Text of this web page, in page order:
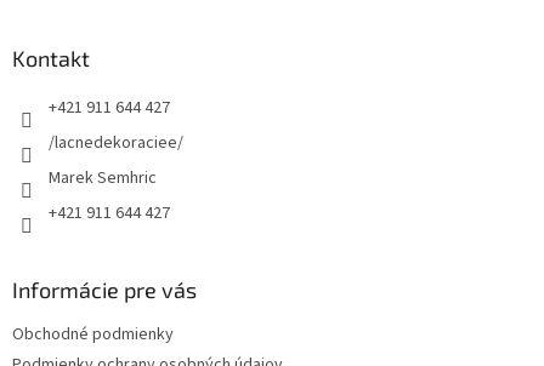
Kontakt
+421 911 644 427
/lacnedekoraciee/
Marek Semhric
+421 911 644 427
Informácie pre vás
Obchodné podmienky